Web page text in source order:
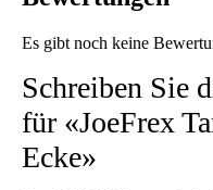
Es gibt noch keine
Schreiben Sie
für «JoeFrex
Ecke»